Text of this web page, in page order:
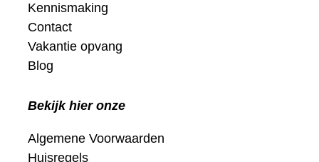
Kennismaking
Contact
Vakantie opvang
Blog
Bekijk hier onze
Algemene Voorwaarden
Huisregels